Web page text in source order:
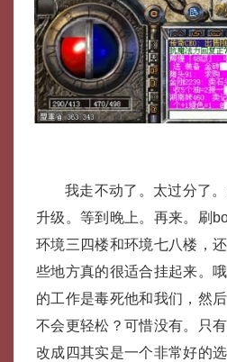
我走不动了。太过分了
升级。等到晚上。再来。刷
环境三四楼和环境七八楼，
些地方真的很适合挂起来。
的工作是毒死他和我们，然
不会更轻松？可惜没有。只
改成四其实是一个非常好的